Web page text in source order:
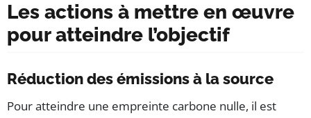
Les actions à mettre en œuvre
pour atteindre l’objectif
Réduction des émissions à la source
Pour atteindre une empreinte carbone nulle, il est